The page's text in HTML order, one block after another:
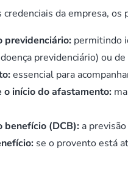
da empresa,
previdenciário: permitindo
previdenciário) ou
essencial para
o início do afastamento:
benefício (DCB): a
se o provento está